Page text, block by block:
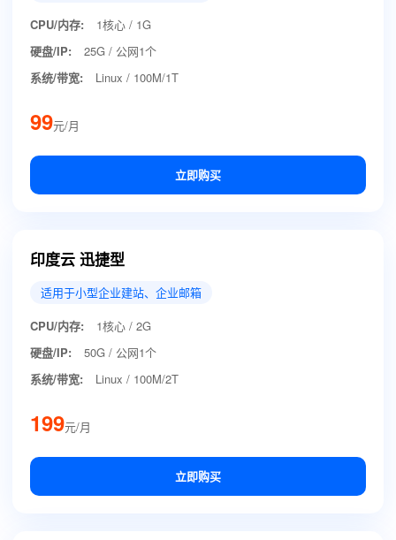
CPU/内存:
1核心 / 1G
硬盘/IP:
25G / 公网1个
系统/带宽:
Linux / 100M/1T
99元/月
立即购买
印度云 迅捷型
适用于小型企业建站、企业邮箱
CPU/内存:
1核心 / 2G
硬盘/IP:
50G / 公网1个
系统/带宽:
Linux / 100M/2T
199元/月
立即购买